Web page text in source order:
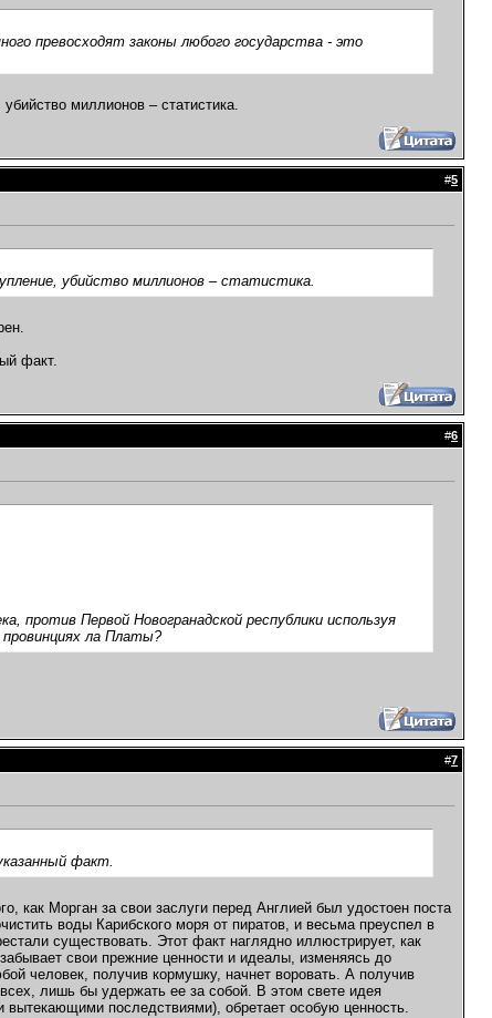
превосходят законы любого государства - это
миллионов – статистика.
#5
убийство миллионов – статистика.
факт.
#6
против Первой Новогранадской республики используя
ла Платы?
#7
факт.
как Морган за свои заслуги перед Англией был удостоен поста
воды Карибского моря от пиратов, и весьма преуспел в
существовать. Этот факт наглядно иллюстрирует, как
свои прежние ценности и идеалы, изменяясь до
человек, получив кормушку, начнет воровать. А получив
лишь бы удержать ее за собой. В этом свете идея
последствиями), обретает особую ценность.